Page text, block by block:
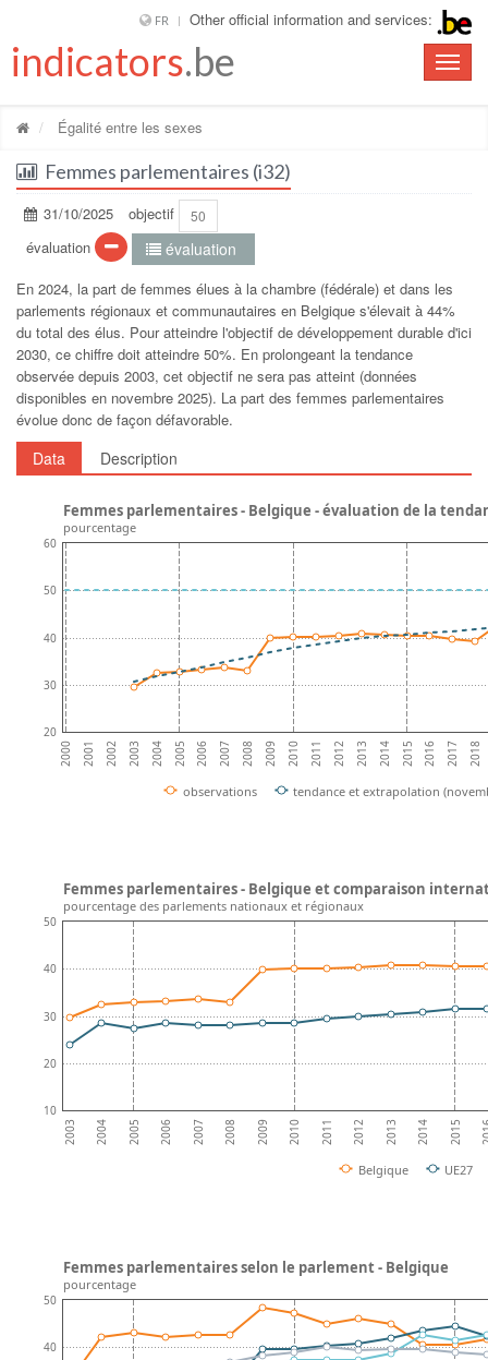
FR Other official information and services:
Toggle
indicators.be
Égalité entre les sexes
Femmes parlementaires (i32)
31/10/2025 objectif 50
évaluation évaluation
En 2024, la part de femmes élues à la chambre (fédérale) et dans les
parlements régionaux et communautaires en Belgique s'élevait à 44%
du total des élus. Pour atteindre l'objectif de développement durable d'ici
2030, ce chiffre doit atteindre 50%. En prolongeant la tendance
observée depuis 2003, cet objectif ne sera pas atteint (données
disponibles en novembre 2025). La part des femmes parlementaires
évolue donc de façon défavorable.
Data Description
2000 2001 2002 2003 2004 2005 2006 2007 2008 2009 2010 2011 2012 2013 2014 2015 2016 2017 2018
20
30
40
50
60
observations tendance et extrapolation
Femmes parlementaires - Belgique - évaluation de la
pourcentage
2003 2004 2005 2006 2007 2008 2009 2010 2011 2012 2013 2014 2015
10
20
30
40
50
Belgique UE27
Femmes parlementaires - Belgique et comparaison
pourcentage des parlements nationaux et régionaux
40
50
Femmes parlementaires selon le parlement - Belgique
pourcentage